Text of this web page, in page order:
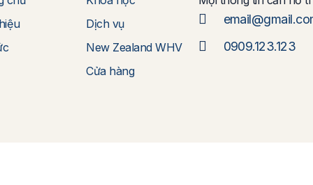
Dịch vụ
New Zealand WHV
Cửa hàng
0909.123.123